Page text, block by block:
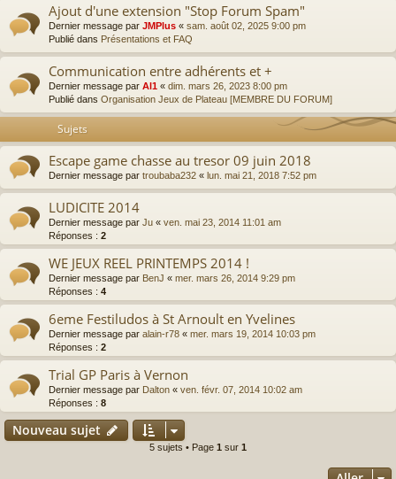
Ajout d'une extension "Stop Forum Spam"
Dernier message par JMPlus « sam. août 02, 2025 9:00 pm
Publié dans Présentations et FAQ
Communication entre adhérents et +
Dernier message par Al1 « dim. mars 26, 2023 8:00 pm
Publié dans Organisation Jeux de Plateau [MEMBRE DU FORUM]
Sujets
Escape game chasse au tresor 09 juin 2018
Dernier message par troubaba232 « lun. mai 21, 2018 7:52 pm
LUDICITE 2014
Dernier message par Ju « ven. mai 23, 2014 11:01 am
Réponses : 2
WE JEUX REEL PRINTEMPS 2014 !
Dernier message par BenJ « mer. mars 26, 2014 9:29 pm
Réponses : 4
6eme Festiludos à St Arnoult en Yvelines
Dernier message par alain-r78 « mer. mars 19, 2014 10:03 pm
Réponses : 2
Trial GP Paris à Vernon
Dernier message par Dalton « ven. févr. 07, 2014 10:02 am
Réponses : 8
Nouveau sujet
5 sujets • Page 1 sur 1